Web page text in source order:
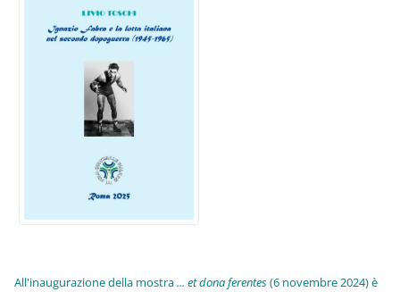
All'inaugurazione della mostra... et dona ferentes(6 novembre 2024) è